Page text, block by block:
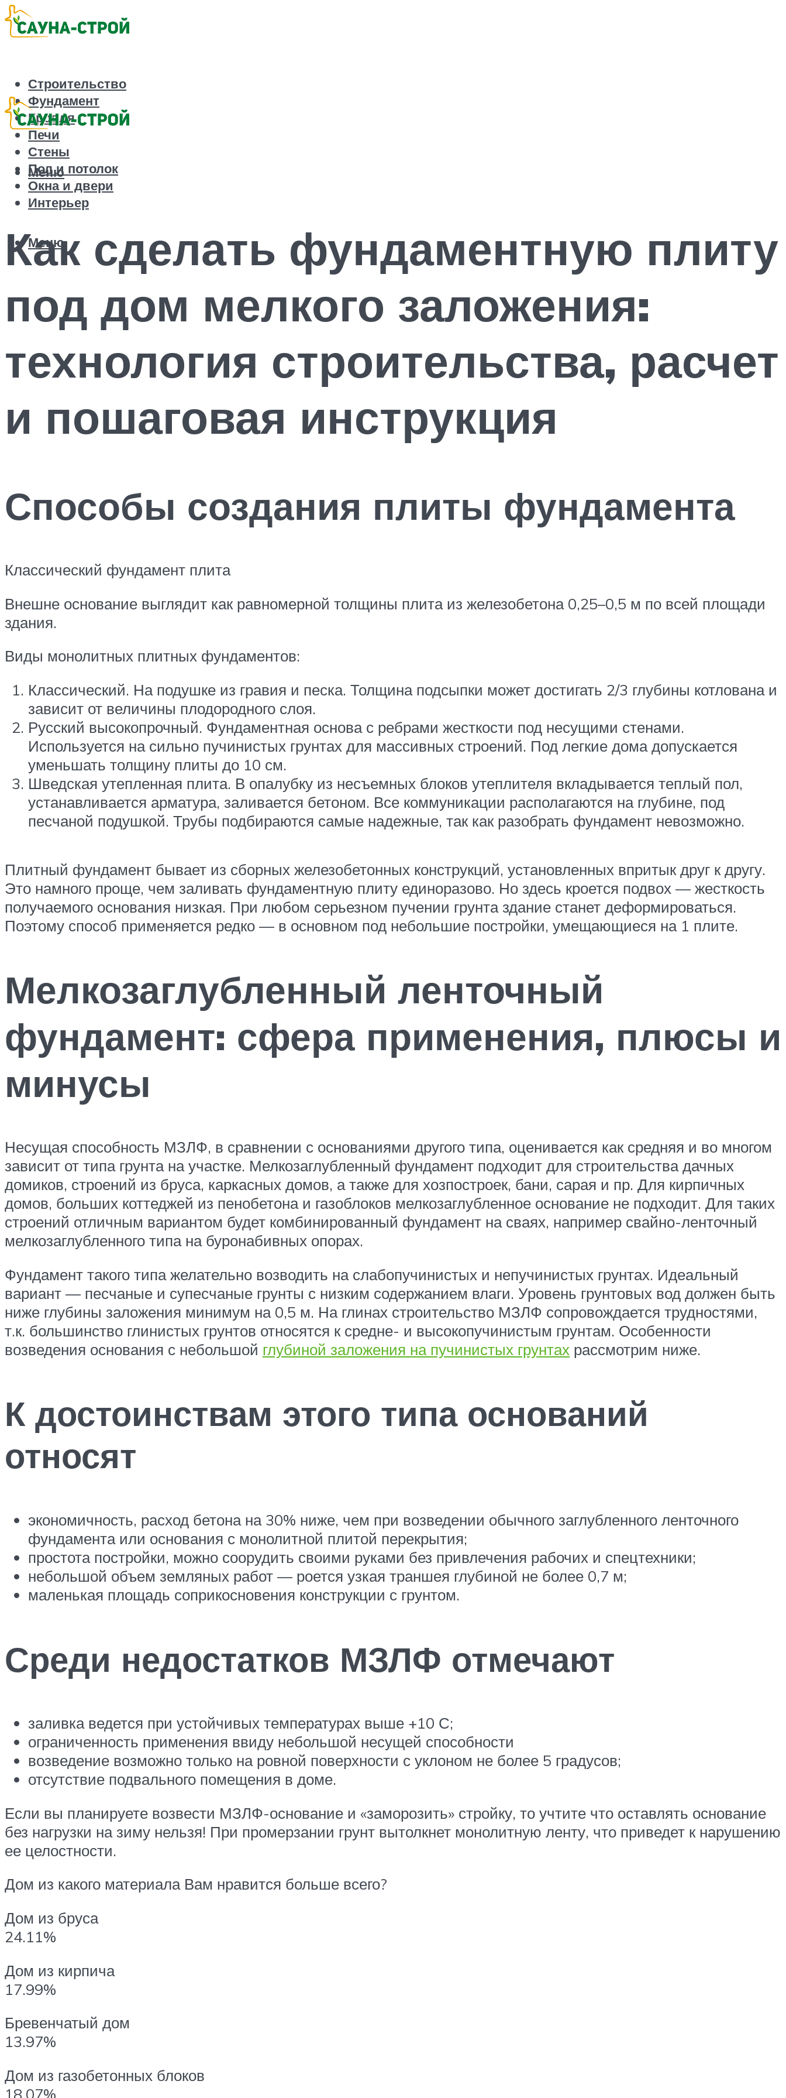
Строительство
Фундамент
Кровля
Печи
Стены
Пол и потолок
Окна и двери
Интерьер
Меню
Меню
Как сделать фундаментную плиту
под дом мелкого заложения:
технология строительства, расчет
и пошаговая инструкция
Способы создания плиты фундамента
Классический фундамент плита
Внешне основание выглядит как равномерной толщины плита из железобетона 0,25–0,5 м по всей площади
здания.
Виды монолитных плитных фундаментов:
Классический. На подушке из гравия и песка. Толщина подсыпки может достигать 2/3 глубины котлована и
зависит от величины плодородного слоя.
Русский высокопрочный. Фундаментная основа с ребрами жесткости под несущими стенами.
Используется на сильно пучинистых грунтах для массивных строений. Под легкие дома допускается
уменьшать толщину плиты до 10 см.
Шведская утепленная плита. В опалубку из несъемных блоков утеплителя вкладывается теплый пол,
устанавливается арматура, заливается бетоном. Все коммуникации располагаются на глубине, под
песчаной подушкой. Трубы подбираются самые надежные, так как разобрать фундамент невозможно.
Плитный фундамент бывает из сборных железобетонных конструкций, установленных впритык друг к другу.
Это намного проще, чем заливать фундаментную плиту единоразово. Но здесь кроется подвох — жесткость
получаемого основания низкая. При любом серьезном пучении грунта здание станет деформироваться.
Поэтому способ применяется редко — в основном под небольшие постройки, умещающиеся на 1 плите.
Мелкозаглубленный ленточный
фундамент: сфера применения, плюсы и
минусы
Несущая способность МЗЛФ, в сравнении с основаниями другого типа, оценивается как средняя и во многом
зависит от типа грунта на участке. Мелкозаглубленный фундамент подходит для строительства дачных
домиков, строений из бруса, каркасных домов, а также для хозпостроек, бани, сарая и пр. Для кирпичных
домов, больших коттеджей из пенобетона и газоблоков мелкозаглубленное основание не подходит. Для таких
строений отличным вариантом будет комбинированный фундамент на сваях, например свайно-ленточный
мелкозаглубленного типа на буронабивных опорах.
Фундамент такого типа желательно возводить на слабопучинистых и непучинистых грунтах. Идеальный
вариант — песчаные и супесчаные грунты с низким содержанием влаги. Уровень грунтовых вод должен быть
ниже глубины заложения минимум на 0,5 м. На глинах строительство МЗЛФ сопровождается трудностями,
т.к. большинство глинистых грунтов относятся к средне- и высокопучинистым грунтам. Особенности
возведения основания с небольшой глубиной заложения на пучинистых грунтах рассмотрим ниже.
К достоинствам этого типа оснований
относят
экономичность, расход бетона на 30% ниже, чем при возведении обычного заглубленного ленточного
фундамента или основания с монолитной плитой перекрытия;
простота постройки, можно соорудить своими руками без привлечения рабочих и спецтехники;
небольшой объем земляных работ — роется узкая траншея глубиной не более 0,7 м;
маленькая площадь соприкосновения конструкции с грунтом.
Среди недостатков МЗЛФ отмечают
заливка ведется при устойчивых температурах выше +10 С;
ограниченность применения ввиду небольшой несущей способности
возведение возможно только на ровной поверхности с уклоном не более 5 градусов;
отсутствие подвального помещения в доме.
Если вы планируете возвести МЗЛФ-основание и «заморозить» стройку, то учтите что оставлять основание
без нагрузки на зиму нельзя! При промерзании грунт вытолкнет монолитную ленту, что приведет к нарушению
ее целостности.
Дом из какого материала Вам нравится больше всего?
Дом из бруса
24.11%
Дом из кирпича
17.99%
Бревенчатый дом
13.97%
Дом из газобетонных блоков
18.07%